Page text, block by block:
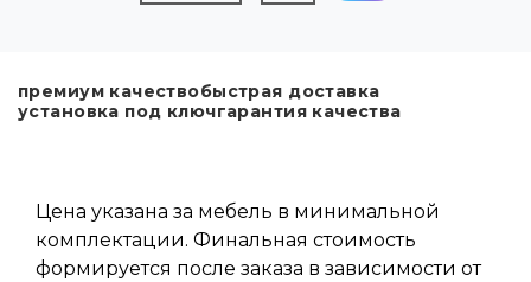
премиум качествобыстрая доставка
установка под ключгарантия качества
Цена указана за мебель в минимальной
комплектации. Финальная стоимость
формируется после заказа в зависимости от